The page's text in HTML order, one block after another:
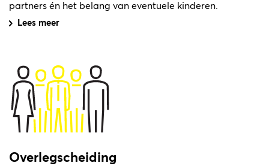
partners én het belang van eventuele kinderen.
Lees meer
Overlegscheiding